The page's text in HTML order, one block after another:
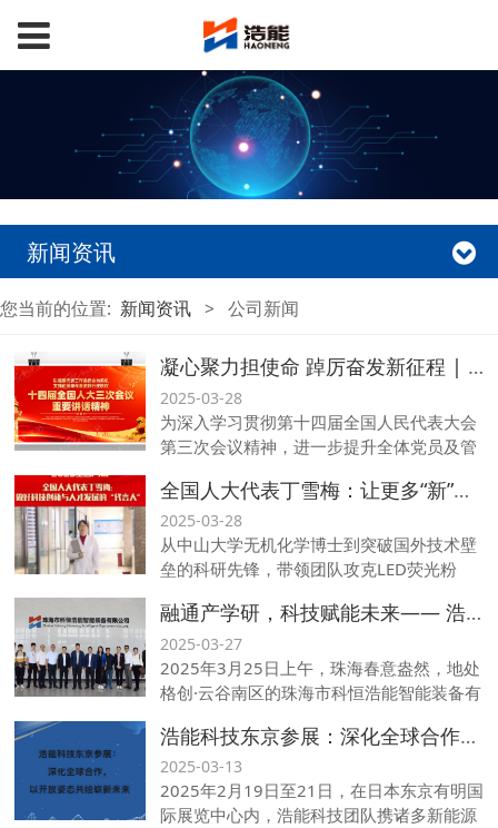
新闻资讯
您当前的位置: 新闻资讯 > 公司新闻
凝心聚力担使命 踔厉奋发新征程 | 科恒股份成功举办第十四届全国人大三次会议精神学习宣贯会
2025-03-28
为深入学习贯彻第十四届全国人民代表大会
第三次会议精神，进一步提升全体党员及管
年 3 月 20 日上午，科恒股份成功举办 “第
十四届全国人民代表大会第三次会议精神学
习宣贯会”。
全国人大代表丁雪梅：让更多“新”声直通人民大会堂
2025-03-28
从中山大学无机化学博士到突破国外技术壁
垒的科研先锋，带领团队攻克LED荧光粉
大会堂的“建言者”，连续在全国两会上聚焦
科技创新、人才发展等主题高质量建言……
她就是全国人大代表、江门市科恒实业股份
有限公司资深研发工程师丁雪梅。
融通产学研，科技赋能未来—— 浩能科技与北京石墨烯研究院联合研发 蒙烯玻纤石墨烯加热系统产品正式首发揭幕
2025-03-27
2025年3月25日上午，珠海春意盎然，地处
格创·云谷南区的珠海市科恒浩能智能装备有
科技与产业深度融合的盛事——由浩能科技
与北京石墨烯研究院（BGI）联合研发的蒙
烯玻纤石墨烯加热系统正式首发揭幕。
浩能科技东京参展：深化全球合作，以开放姿态共绘崭新未来
2025-03-13
2025年2月19日至21日，在日本东京有明国
际展览中心内，浩能科技团队携诸多新能源